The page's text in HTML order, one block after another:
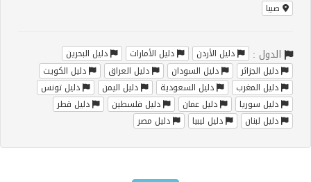
صبيا
الدول : دليل الأردن دليل الأمارات
دليل البحرين
دليل الجزائر
دليل السودان دليل العراق
دليل الكويت
دليل المغرب
دليل السعودية دليل اليمن
دليل تونس
دليل سوريا
دليل عمان دليل فلسطين
دليل قطر
دليل لبنان
دليل ليبيا دليل مصر